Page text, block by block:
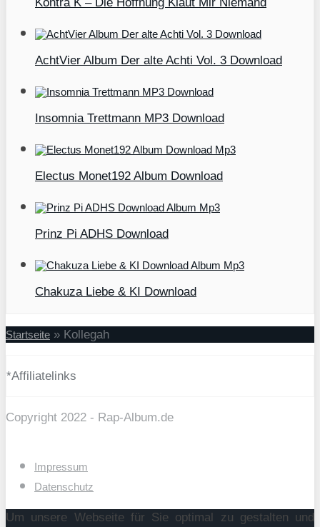
AchtVier Album Der alte Achti Vol. 3 Download
Insomnia Trettmann MP3 Download
Electus Monet192 Album Download
Prinz Pi ADHS Download
Chakuza Liebe & KI Download
Startseite » Kollegah
*Affiliatelinks
Copyright 2022 - Rap-Album.de
Impressum
Datenschutz
Um unsere Webseite für Sie optimal zu gestalten und